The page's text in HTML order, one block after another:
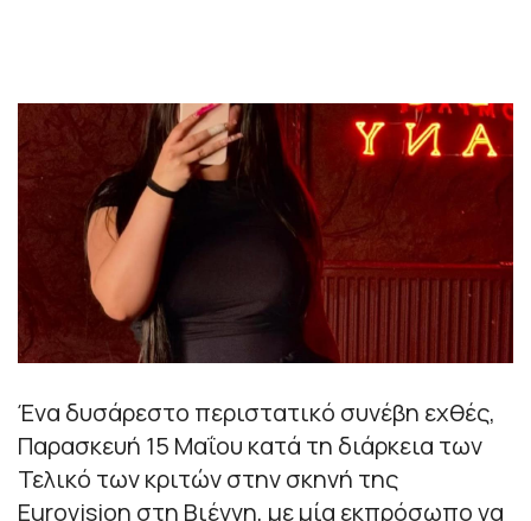
Ένα δυσάρεστο περιστατικό συνέβη εχθές,
Παρασκευή 15 Μαΐου κατά τη διάρκεια των
Τελικό των κριτών στην σκηνή της
Eurovision στη Βιέννη, με μία εκπρόσωπο να